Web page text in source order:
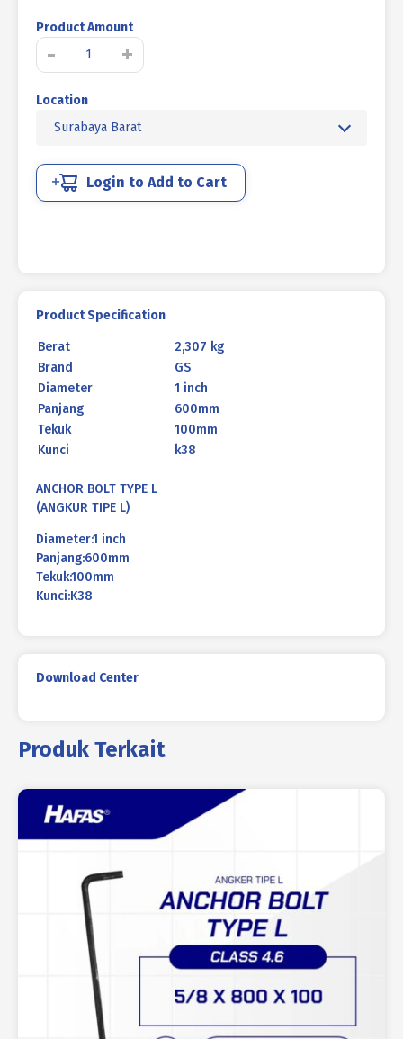
Product Amount
-
Kuantitas
L
1
X
100
+
Location
Surabaya Barat
Login to Add to Cart
Product Specification
Berat
2,307 kg
Brand
GS
Diameter
1 inch
Panjang
600mm
Tekuk
100mm
Kunci
k38
ANCHOR BOLT TYPE L
(ANGKUR TIPE L)
Diameter:1 inch
Panjang:600mm
Tekuk:100mm
Kunci:K38
Download Center
Produk Terkait